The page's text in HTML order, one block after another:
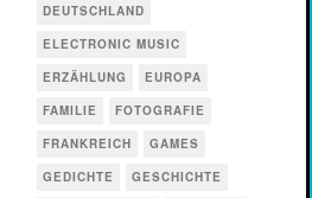
DEUTSCHLAND
ELECTRONIC MUSIC
ERZÄHLUNG
EUROPA
FAMILIE
FOTOGRAFIE
FRANKREICH
GAMES
GEDICHTE
GESCHICHTE